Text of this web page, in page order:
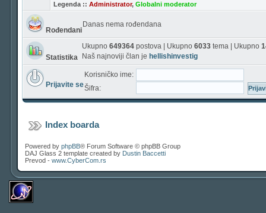
Legenda :: Administrator, Globalni moderator
Rođendani
Danas nema rođendana
Statistika
Ukupno 649364 postova | Ukupno 6033 tema | Ukupno
Naš najnoviji član je hellishinvestig
Prijavite se
Korisničko ime:
Šifra:
Index boarda
Powered by phpBB® Forum Software © phpBB Group
DAJ Glass 2 template created by Dustin Baccetti
Prevod - www.CyberCom.rs